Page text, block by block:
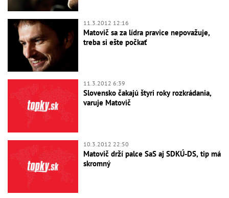
11.3.2012 12:16
Matovič sa za lídra pravice nepovažuje,
treba si ešte počkať
11.3.2012 6:39
Slovensko čakajú štyri roky rozkrádania,
varuje Matovič
10.3.2012 22:50
Matovič drží palce SaS aj SDKÚ-DS, tip má
skromný